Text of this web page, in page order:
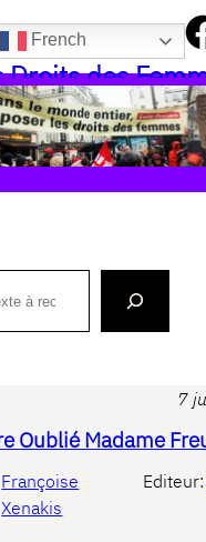
French
Droits des
7
Oublié Madame
Françoise
Xenakis
Editeur: